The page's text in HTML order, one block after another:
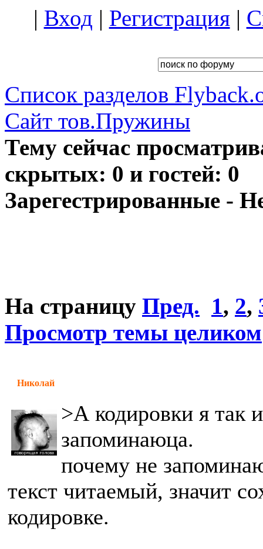
| Вход | Регистрация|
Список разделов
Сайт тов.Пружины
Тему сейчас
скрытых: 0 и гостей: 0
Зарегестрированные -
На страницу Пред. 1, 2,
Просмотр темы целиком
Николай
>А кодировки я так
запоминаюца.
почему не
текст читаемый, значит
кодировке.